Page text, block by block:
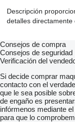
Descripción
detalles directamente
Consejos de compra
Consejos de seguridad
Verificación del
Si decide comprar
contacto con el
que le sea posible
de engaño es
infórmenos mediante
para que lo